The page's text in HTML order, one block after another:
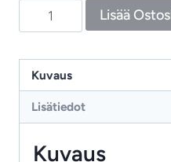
Linear
Stem
Orla
Kiely
villasta
Lisää
Kuvaus
Lisätiedot
Kuvaus